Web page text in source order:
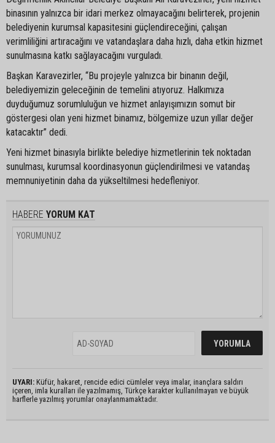
binasının yalnızca bir idari merkez olmayacağını belirterek, projenin
belediyenin kurumsal kapasitesini güçlendireceğini, çalışan
verimliliğini artıracağını ve vatandaşlara daha hızlı, daha etkin hizmet
sunulmasına katkı sağlayacağını vurguladı.
Başkan Karavezirler, “Bu projeyle yalnızca bir binanın değil,
belediyemizin geleceğinin de temelini atıyoruz. Halkımıza
duyduğumuz sorumluluğun ve hizmet anlayışımızın somut bir
göstergesi olan yeni hizmet binamız, bölgemize uzun yıllar değer
katacaktır” dedi.
Yeni hizmet binasıyla birlikte belediye hizmetlerinin tek noktadan
sunulması, kurumsal koordinasyonun güçlendirilmesi ve vatandaş
memnuniyetinin daha da yükseltilmesi hedefleniyor.
HABERE YORUM KAT
UYARI: Küfür, hakaret, rencide edici cümleler veya imalar, inançlara saldırı
içeren, imla kuralları ile yazılmamış, Türkçe karakter kullanılmayan ve büyük
harflerle yazılmış yorumlar onaylanmamaktadır.